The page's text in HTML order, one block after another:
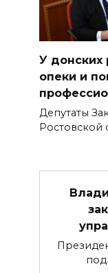
У донских
опеки и
Депутаты
Ростовской